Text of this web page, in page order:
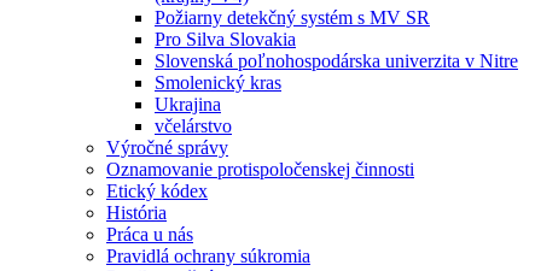
Požiarny detekčný systém s MV SR
Pro Silva Slovakia
Slovenská poľnohospodárska univerzita v Nitre
Smolenický kras
Ukrajina
včelárstvo
Výročné správy
Oznamovanie protispoločenskej činnosti
Etický kódex
História
Práca u nás
Pravidlá ochrany súkromia